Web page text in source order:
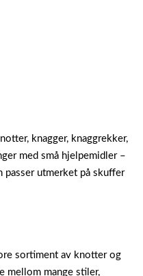
knagger, knaggrekker,
med små hjelpemidler –
utmerket på skuffer
sortiment av knotter og
mellom mange stiler,